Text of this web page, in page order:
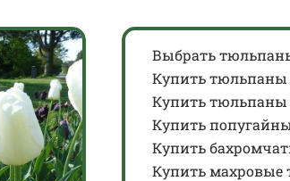
Выбрать
Купить тюльпаны
Купить
Купить
Купить
Купить махровые